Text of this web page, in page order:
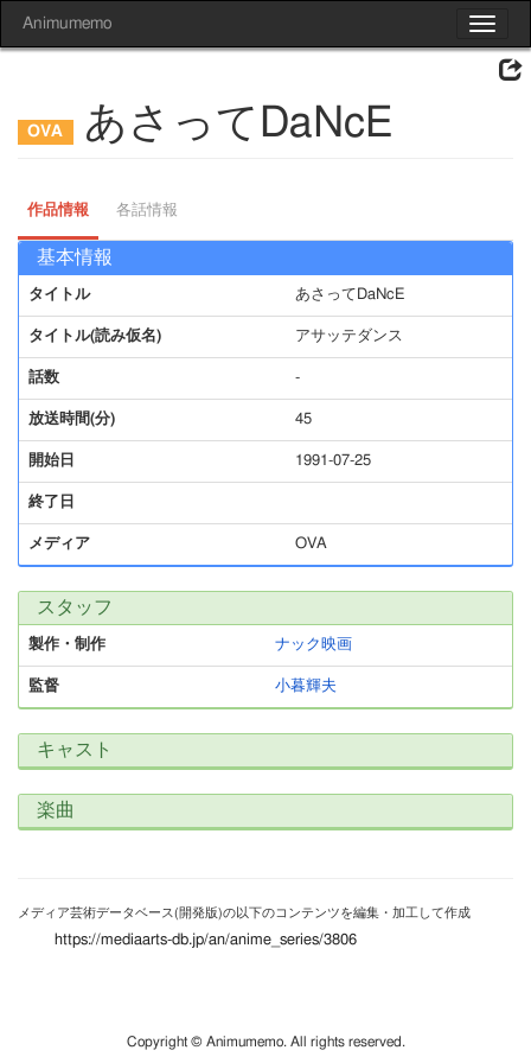
Toggle
Animumemo
あさってDaNcE
作品情報 各話情報
基本情報
タイトル あさってDaNcE
タイトル(読み仮名) アサッテダンス
話数 -
放送時間(分) 45
開始日 1991-07-25
終了日
メディア OVA
スタッフ
製作・制作 ナック映画
監督 小暮輝夫
キャスト
楽曲
メディア芸術データベース(開発版)の以下のコンテンツを編集・加工して作成
https://mediaarts-db.jp/an/anime_series/3806
Copyright © Animumemo. All rights reserved.